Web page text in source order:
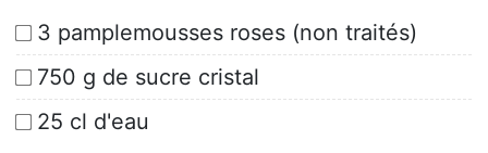
3 pamplemousses roses (non traités)
750 g de sucre cristal
25 cl d'eau